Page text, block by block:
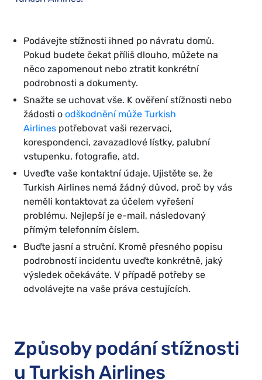
Podávejte stížnosti ihned po návratu domů.
Pokud budete čekat příliš dlouho, můžete na
něco zapomenout nebo ztratit konkrétní
podrobnosti a dokumenty.
Snažte se uchovat vše. K ověření stížnosti nebo
žádosti o odškodnění může Turkish
Airlines potřebovat vaši rezervaci,
korespondenci, zavazadlové lístky, palubní
vstupenku, fotografie, atd.
Uveďte vaše kontaktní údaje. Ujistěte se, že
Turkish Airlines nemá žádný důvod, proč by vás
neměli kontaktovat za účelem vyřešení
problému. Nejlepší je e-mail, následovaný
přímým telefonním číslem.
Buďte jasní a struční. Kromě přesného popisu
podrobností incidentu uveďte konkrétně, jaký
výsledek očekáváte. V případě potřeby se
odvolávejte na vaše práva cestujících.
Způsoby podání stížnosti
u Turkish Airlines